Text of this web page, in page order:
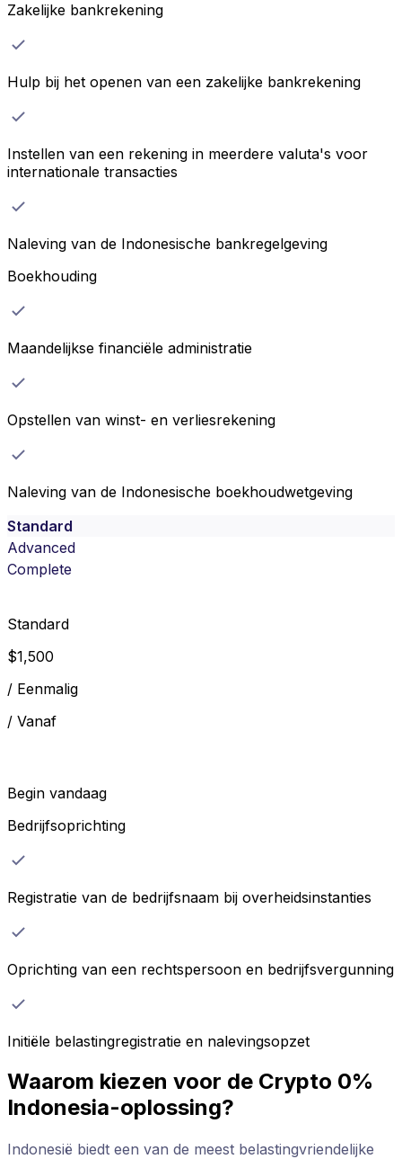
Zakelijke bankrekening
Hulp bij het openen van een zakelijke bankrekening
Instellen van een rekening in meerdere valuta's voor
internationale transacties
Naleving van de Indonesische bankregelgeving
Boekhouding
Maandelijkse financiële administratie
Opstellen van winst- en verliesrekening
Naleving van de Indonesische boekhoudwetgeving
Standard
Advanced
Complete
Standard
$1,500
/ Eenmalig
/ Vanaf
Begin vandaag
Bedrijfsoprichting
Registratie van de bedrijfsnaam bij overheidsinstanties
Oprichting van een rechtspersoon en bedrijfsvergunning
Initiële belastingregistratie en nalevingsopzet
Waarom kiezen voor de Crypto 0%
Indonesia-oplossing?
Indonesië biedt een van de meest belastingvriendelijke